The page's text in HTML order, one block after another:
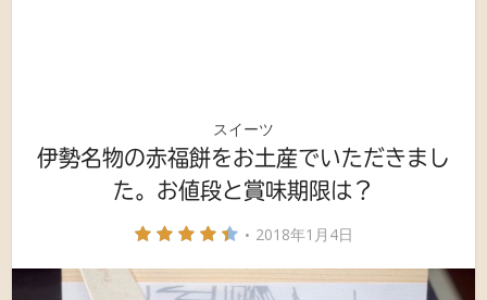
スイーツ
伊勢名物の赤福餅をお土産でいただきまし
た。お値段と賞味期限は？
2018年1月4日